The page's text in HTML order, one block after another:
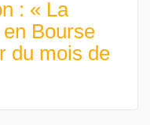
: « La
Bourse
du mois de